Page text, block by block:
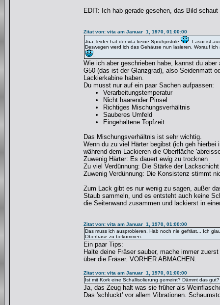
EDIT: Ich hab gerade gesehen, das Bild
Zitat von: vita am Januar 1, 1970, 01:00:00
Joa, leider hat der vita keine Sprühpistole
. Lasur ist
Deswegen werd ich das Gehäuse nun lasieren. Worauf
Wie ich aber geschrieben habe, kannst du
G50 (das ist der Glanzgrad), also Seidenmatt
Lackierkabine haben.
Du musst nur auf ein paar Sachen aufpassen:
Verarbeitungstemperatur
Nicht haarender Pinsel
Richtiges Mischungsverhältnis
Sauberes Umfeld
Eingehaltene Topfzeit
Das Mischungsverhältnis ist sehr wichtig.
Wenn du zu viel Härter begibst (ich geh
während dem Lackieren die Oberfläche
Zuwenig Härter: Es dauert ewig zu trocknen
Zu viel Verdünnung: Die Stärke der
Zuwenig Verdünnung: Die Konsistenz stimmt
Zum Lack gibt es nur wenig zu sagen, außer
Staub sammeln, und es entsteht auch keine
die Seitenwand zusammen und lackierst in
Zitat von: vita am Januar 1, 1970, 01:00:00
Das muss ich ausprobieren. Hab noch nie gefräst... Ich
Oberfräse zu bekommen.
Ein paar Tips:
Halte deine Fräser sauber, mache immer
über die Fräser. VORHER ABMACHEN.
Zitat von: vita am Januar 1, 1970, 01:00:00
Ist mit Kork eine Schallisolierung gemeint? Dämmt das gut?
Ja, das Zeug halt was sie früher als
Das 'schluckt' vor allem Vibrationen.